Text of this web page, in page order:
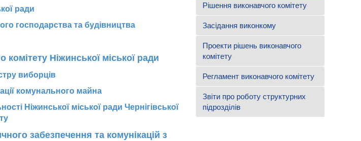
ради
господарства та будівництва
комітету Ніжинської міської ради
виборців
комунального майна
Ніжинської міської ради Чернігівської
забезпечення та комунікацій з
Рішення виконавчого комітету
Засідання виконкому
Проекти рішень виконавчого
комітету
Регламент виконавчого комітету
Звіти про роботу структурних
підрозділів